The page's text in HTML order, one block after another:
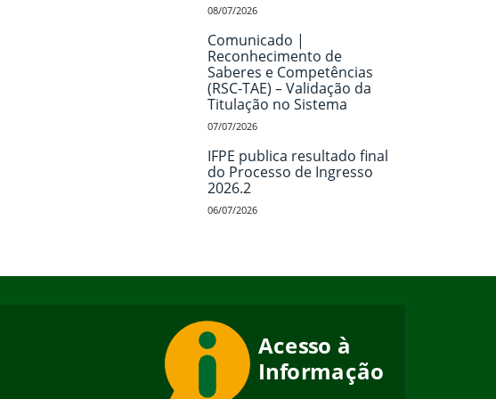
08/07/2026
Comunicado |
Reconhecimento de
Saberes e Competências
(RSC-TAE) – Validação da
Titulação no Sistema
07/07/2026
IFPE publica resultado final
do Processo de Ingresso
2026.2
06/07/2026